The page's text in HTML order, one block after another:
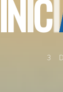
NICI
3